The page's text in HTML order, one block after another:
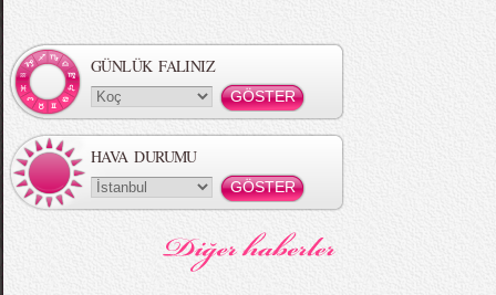
GÜNLÜK FALINIZ
HAVA DURUMU